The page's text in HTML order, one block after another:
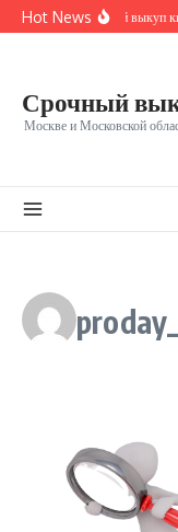
Перейти к содержанию
Hot NewsСрочный выкуп
Срочный
Москве и Московской